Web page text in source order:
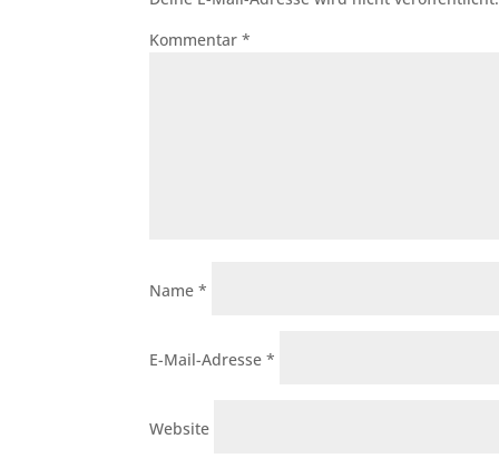
Kommentar*
Name*
E-Mail-Adresse*
Website